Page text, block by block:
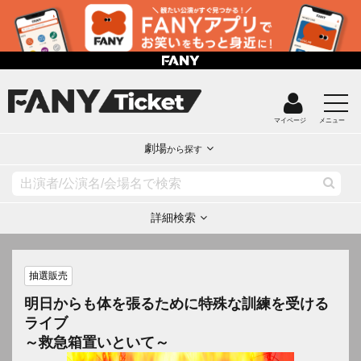
マイページ メニュー
劇場から探す
詳細検索
抽選販売
明日からも体を張るために特殊な訓練を受ける
ライブ
～救急箱置いといて～